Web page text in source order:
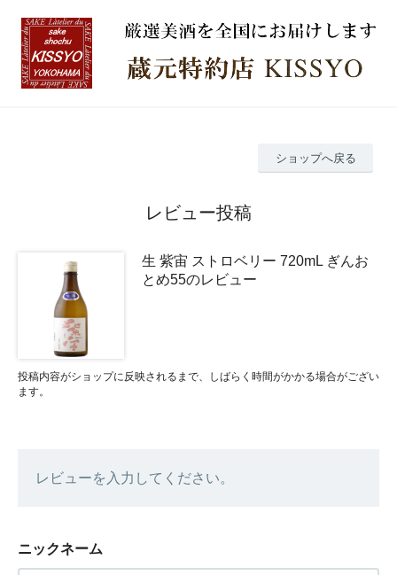
ショップへ戻る
レビュー投稿
生 紫宙 ストロベリー 720mL ぎんお
とめ55のレビュー
投稿内容がショップに反映されるまで、しばらく時間がかかる場合がござい
ます。
レビューを入力してください。
ニックネーム